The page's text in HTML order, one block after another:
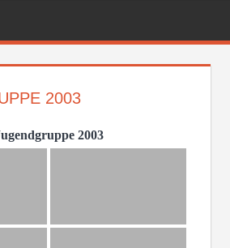
FEUERWEHR
2003
2003